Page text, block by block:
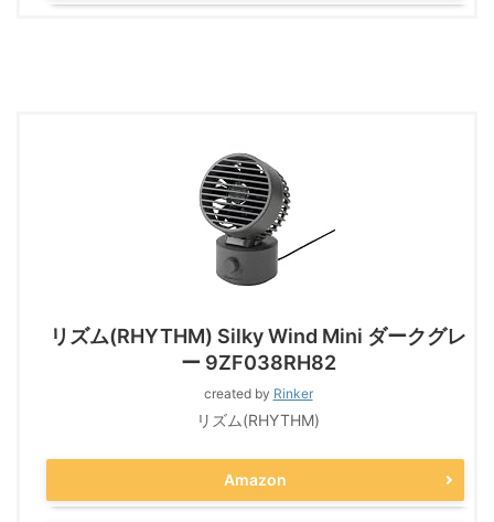
リズム(RHYTHM) Silky Wind Mini ダークグレ
ー 9ZF038RH82
created by Rinker
リズム(RHYTHM)
Amazon